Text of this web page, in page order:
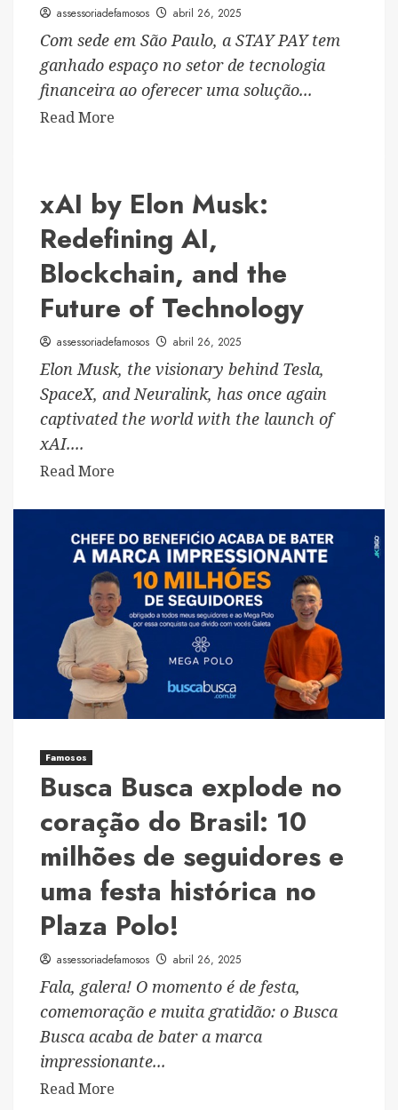
assessoriadefamosos abril 26, 2025
Com sede em São Paulo, a STAY PAY tem
ganhado espaço no setor de tecnologia
financeira ao oferecer uma solução...
Read More
a
inovação
que
converte
pagamentos
de
Pix
em
cripto
USDT
em
xAI by Elon Musk:
Redefining AI,
Blockchain, and the
Future of Technology
assessoriadefamosos abril 26, 2025
Elon Musk, the visionary behind Tesla,
SpaceX, and Neuralink, has once again
captivated the world with the launch of
xAI....
Read More
about
xAI
by
Elon
Musk:
Redefining
AI,
Blockchain,
and
the
Technology
Famosos
Busca Busca explode no
coração do Brasil: 10
milhões de seguidores e
uma festa histórica no
Plaza Polo!
assessoriadefamosos abril 26, 2025
Fala, galera! O momento é de festa,
comemoração e muita gratidão: o Busca
Busca acaba de bater a marca
impressionante...
Read More